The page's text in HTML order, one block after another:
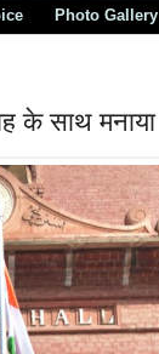
Photo Gallery
के साथ मनाया